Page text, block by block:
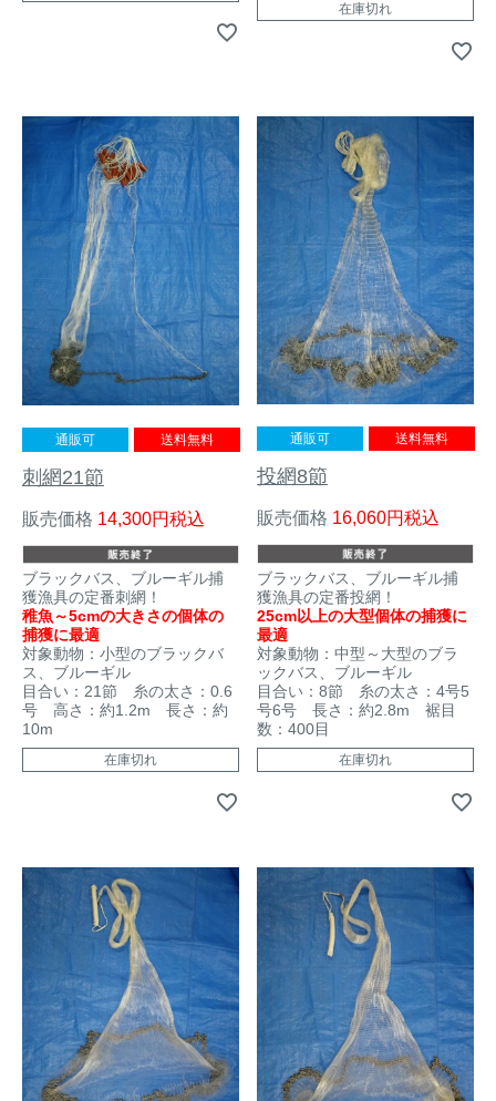
在庫切れ
通販可 送料無料
刺網21節
販売価格 14,300 税込
ブラックバス、ブルーギル捕
獲漁具の定番刺網！
稚魚～5cmの大きさの個体の
捕獲に最適
対象動物：小型のブラックバ
ス、ブルーギル
目合い：21節 糸の太さ：0.6
号 高さ：約1.2m 長さ：約
10m
在庫切れ
通販可 送料無料
投網8節
販売価格 16,060 税込
ブラックバス、ブルーギル捕
獲漁具の定番投網！
25cm以上の大型個体の捕獲に
最適
対象動物：中型～大型のブラ
ックバス、ブルーギル
目合い：8節 糸の太さ：4号5
号6号 長さ：約2.8m 裾目
数：400目
在庫切れ
アナグマ対策